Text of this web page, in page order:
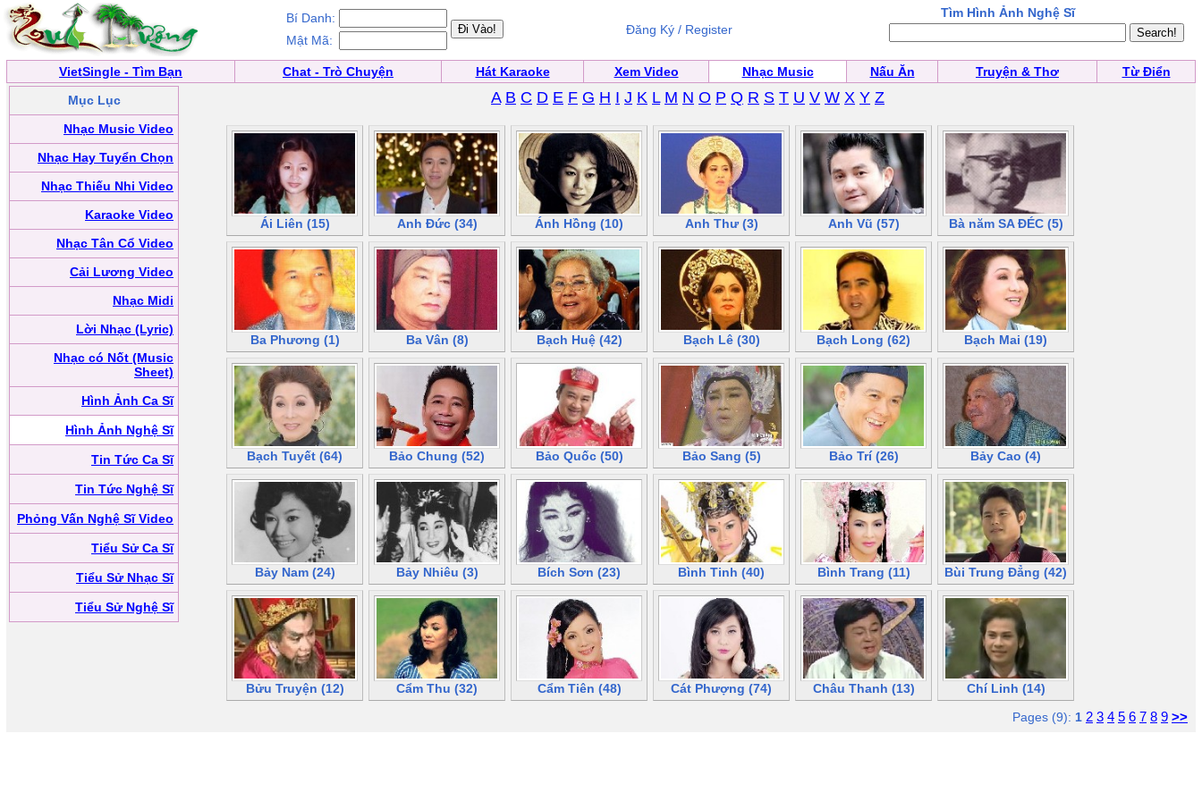
Bí Danh:
Mật Mã:
Đăng Ký / Register
Tìm Hình Ảnh Nghệ Sĩ
VietSingle - Tìm Bạn Chat - Trò Chuyện Hát Karaoke Xem Video Nhạc Music Nấu Ăn Truyện & Thơ
Từ Điển
Mục Lục
Nhạc Music Video
Nhạc Hay Tuyển Chọn
Nhạc Thiếu Nhi Video
Karaoke Video
Nhạc Tân Cổ Video
Cải Lương Video
Nhạc Midi
Lời Nhạc (Lyric)
Nhạc có Nốt (Music
Sheet)
Hình Ảnh Ca Sĩ
Hình Ảnh Nghệ Sĩ
Tin Tức Ca Sĩ
Tin Tức Nghệ Sĩ
Phỏng Vấn Nghệ Sĩ Video
Tiểu Sử Ca Sĩ
Tiểu Sử Nhạc Sĩ
Tiểu Sử Nghệ Sĩ
A B C D E F G H I J K L M N O P Q R S T U V W X Y Z
Ái Liên (15) Anh Đức (34) Ánh Hồng (10) Anh Thư (3) Anh Vũ (57) Bà năm SA ĐÉC (5)
Ba Phương (1) Ba Vân (8) Bạch Huệ (42) Bạch Lê (30) Bạch Long (62) Bạch Mai (19)
Bạch Tuyết (64) Bảo Chung (52) Bảo Quốc (50) Bảo Sang (5) Bảo Trí (26) Bảy Cao (4)
Bảy Nam (24) Bảy Nhiêu (3) Bích Sơn (23) Bình Tinh (40) Bình Trang (11) Bùi Trung Đẳng (42)
Bửu Truyện (12) Cẩm Thu (32) Cẩm Tiên (48) Cát Phượng (74) Châu Thanh (13)
Chí Linh (14)
Pages (9): 1 2 3 4 5 6 7 8 9 >>